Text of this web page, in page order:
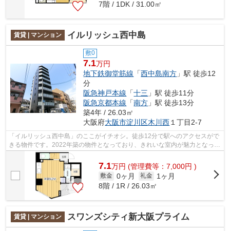
7階 / 1DK / 31.00㎡
賃貸 | マンション イルリッシュ西中島
敷0
7.1万円
地下鉄御堂筋線 「西中島南方 」駅 徒歩12
分
阪急神戸本線 「十三 」駅 徒歩11分
阪急京都本線 「南方 」駅 徒歩13分
築4年 / 26.03㎡
大阪府大阪市淀川区木川西１丁目2-7
「イルリッシュ西中島」のここがイチオシ。徒歩12分で駅へのアクセスがで
きる物件です。2022年築の物件となっており、きれいな室内が魅力となって
います。眺望良好なマンションです。...
7.1万円 (管理費等：7,000円 )
敷金 0ヶ月 礼金
1ヶ月
8階 / 1R / 26.03㎡
賃貸 | マンション スワンズシティ新大阪プライム